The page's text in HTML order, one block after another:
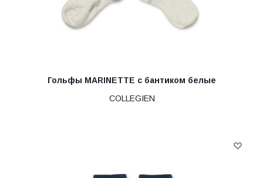
Гольфы MARINETTE с бантиком белые
COLLEGIEN